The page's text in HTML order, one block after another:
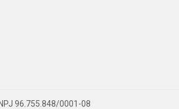
96.755.848/0001-08